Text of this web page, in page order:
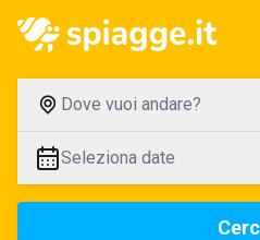
Dove vuoi andare?
Seleziona date